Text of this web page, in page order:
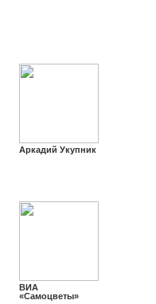
Аркадий Укупник
ВИА
«Самоцветы»